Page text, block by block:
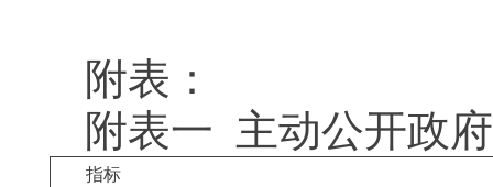
附表：
附表一 主动公开政
指标